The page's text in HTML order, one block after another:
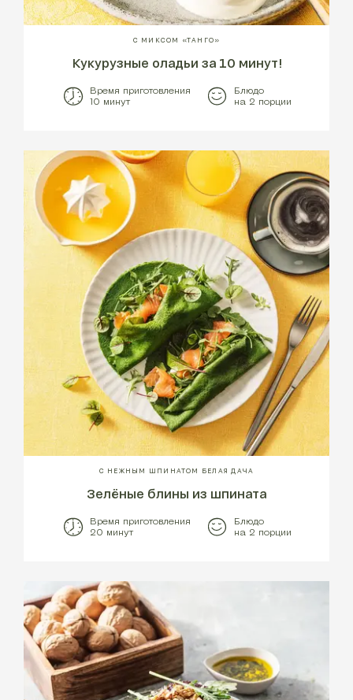
С МИКСОМ «ТАНГО»
Кукурузные оладьи за 10 минут!
Время приготовления
10 минут
Блюдо
на 2 порции
С НЕЖНЫМ ШПИНАТОМ БЕЛАЯ ДАЧА
Зелёные блины из шпината
Время приготовления
20 минут
Блюдо
на 2 порции